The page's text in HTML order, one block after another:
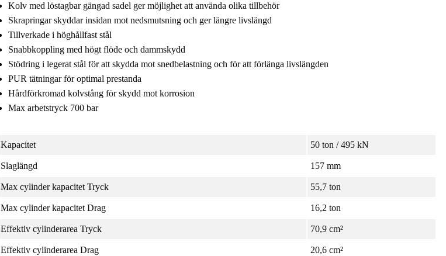
Kolv med löstagbar gängad sadel ger möjlighet att använda olika tillbehör
Skrapringar skyddar insidan mot nedsmutsning och ger längre livslängd
Tillverkade i höghållfast stål
Snabbkoppling med högt flöde och dammskydd
Stödring i legerat stål för att skydda mot snedbelastning och för att förlänga livslängden
PUR tätningar för optimal prestanda
Hårdförkromad kolvstång för skydd mot korrosion
Max arbetstryck 700 bar
Kapacitet 50 ton / 495 kN
Slaglängd 157 mm
Max cylinder kapacitet Tryck 55,7 ton
Max cylinder kapacitet Drag 16,2 ton
Effektiv cylinderarea Tryck 70,9 cm²
Effektiv cylinderarea Drag 20,6 cm²